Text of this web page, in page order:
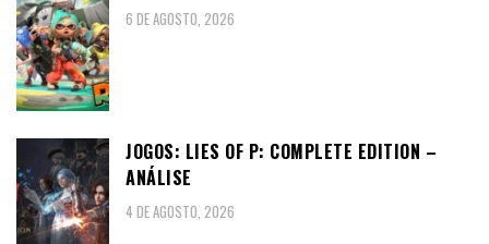
6 DE AGOSTO, 2026
JOGOS: LIES OF P: COMPLETE EDITION –
ANÁLISE
4 DE AGOSTO, 2026